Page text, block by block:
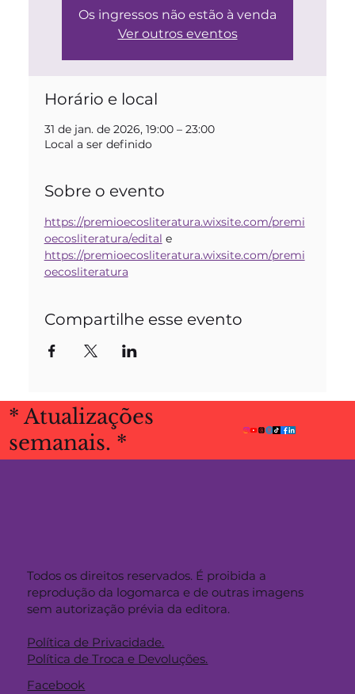
Os ingressos não estão à venda
Ver outros eventos
Horário e local
31 de jan. de 2026, 19:00 – 23:00
Local a ser definido
Sobre o evento
https://premioecosliteratura.wixsite.com/premi
oecosliteratura/edital e
https://premioecosliteratura.wixsite.com/premi
oecosliteratura
Compartilhe esse evento
Todos os direitos reservados. É proibida a
reprodução da logomarca e de outras imagens
sem autorização prévia da editora.
Política de Privacidade.
Política de Troca e Devoluções.
Facebook
* Atualizações
semanais. *